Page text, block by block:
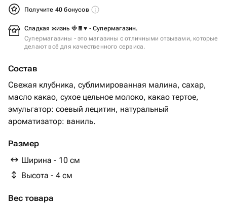
Получите 40 бонусов
Сладкая жизнь 🍓🍫♥️ - Супермагазин.
Супермагазины - это магазины с отличными отзывами, которые
делают всё для качественного сервиса.
Состав
Свежая клубника, сублимированная малина, сахар,
масло какао, сухое цельное молоко, какао тертое,
эмульгатор: соевый лецитин, натуральный
ароматизатор: ваниль.
Размер
Ширина - 10 см
Высота - 4 см
Вес товара